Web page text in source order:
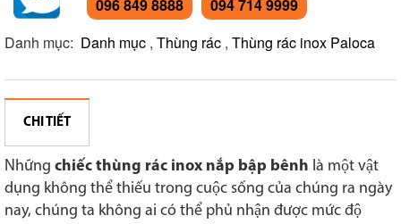
096 849 8888
094 714 9999
Danh mục: Danh mục , Thùng rác , Thùng rác inox Paloca
CHI TIẾT
Những chiếc thùng rác inox nắp bập bênh là một vật
dụng không thể thiếu trong cuộc sống của chúng ra ngày
nay, chúng ta không ai có thể phủ nhận được mức độ